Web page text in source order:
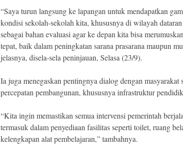
“Saya turun langsung ke lapangan untuk mendapatkan
kondisi sekolah-sekolah kita, khususnya di wilayah
sebagai bahan evaluasi agar ke depan kita bisa
tepat, baik dalam peningkatan sarana prasarana maupun
jelasnya, disela-sela peninjauan, Selasa (23/9).
Ia juga menegaskan pentingnya dialog dengan masyarakat
percepatan pembangunan, khususnya infrastruktur
“Kita ingin memastikan semua intervensi pemerintah
termasuk dalam penyediaan fasilitas seperti toilet, ruang
kelengkapan alat pembelajaran,” tambahnya.